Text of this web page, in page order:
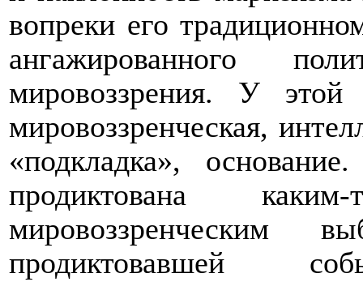
вопреки его
ангажированного
мировоззрения. У этой
мировоззренческая,
«подкладка»,
продиктована
мировоззренческим
продиктовавшей